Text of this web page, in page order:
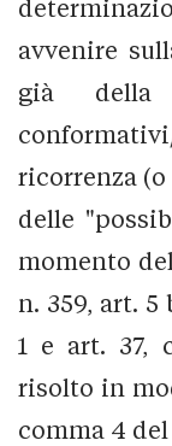
avvenire
già della
ricorrenza (o
delle
momento
n. 359, art. 5
1 e art. 37,
risolto in
comma 4